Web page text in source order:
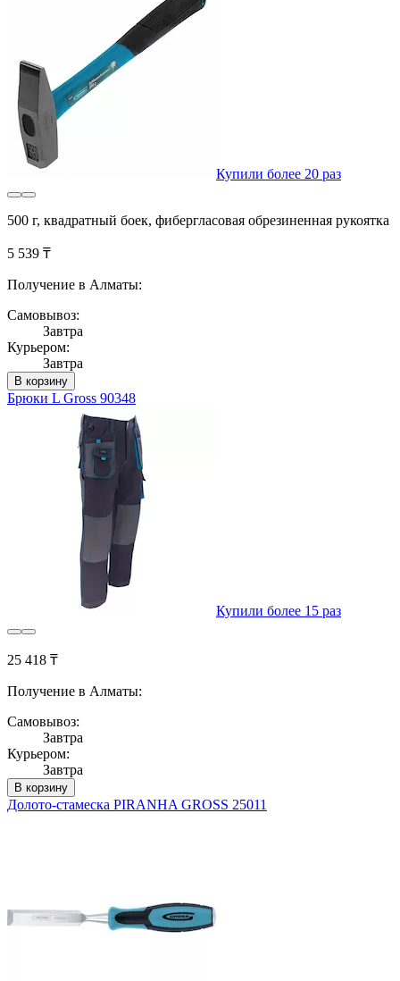
Купили более 20 раз
500 г, квадратный боек, фибергласовая обрезиненная рукоятка
5 539 ₸
Получение в Алматы:
Самовывоз:
Завтра
Курьером:
Завтра
В корзину
Брюки L Gross 90348
Купили более 15 раз
25 418 ₸
Получение в Алматы:
Самовывоз:
Завтра
Курьером:
Завтра
В корзину
Долото-стамеска PIRANHA GROSS 25011